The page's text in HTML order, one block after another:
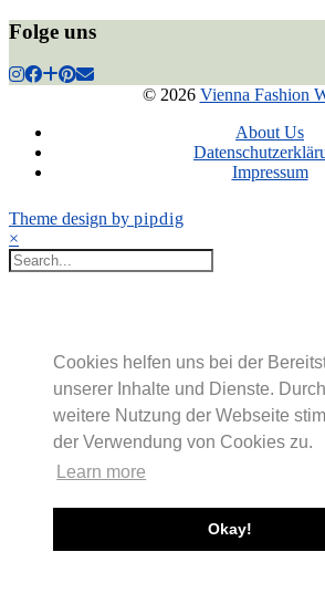
Cookies helfen uns bei der
unserer Inhalte und Dienste.
weitere Nutzung der Webseite
der Verwendung von Cookies zu.
Learn more
Okay!
Folge uns
© 2026 Vienna Fashion
About Us
Impressum
Theme design by pipdig
×